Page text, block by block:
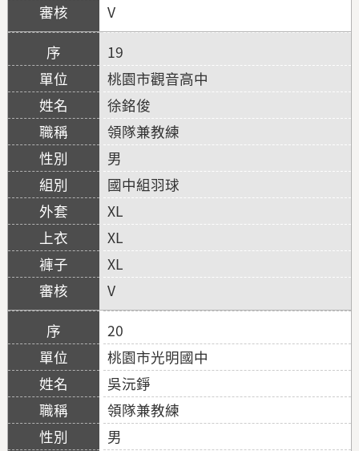
V
19
桃園市觀音高中
徐銘俊
領隊兼教練
男
國中組羽球
XL
XL
XL
V
20
桃園市光明國中
吳沅錚
領隊兼教練
男